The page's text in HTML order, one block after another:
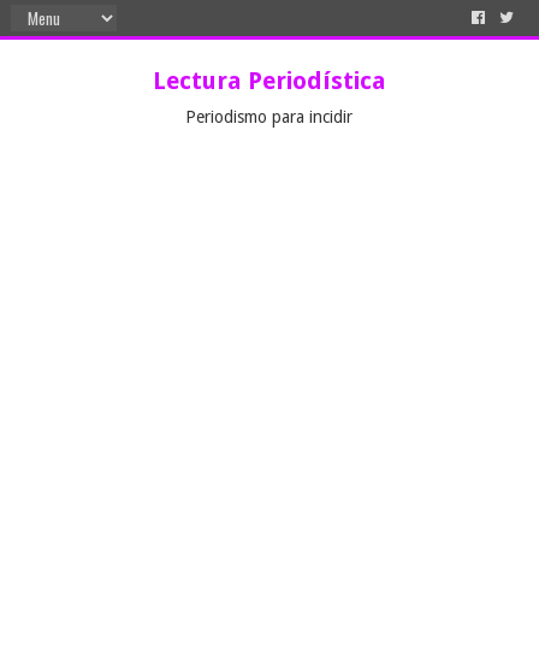
Lectura Periodística
Periodismo para incidir